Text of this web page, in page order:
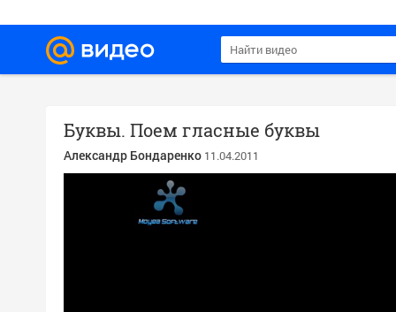
Буквы. Поем гласные буквы
Александр Бондаренко 11.04.2011